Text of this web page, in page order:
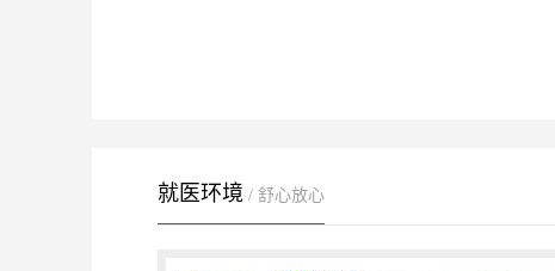
就医环境 / 舒心放心